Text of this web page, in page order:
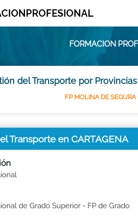
FORMACION
del Transporte por
FP MOLINA DE SEGURA
Transporte en CARTAGENA
de Grado Superior - FP de Grado